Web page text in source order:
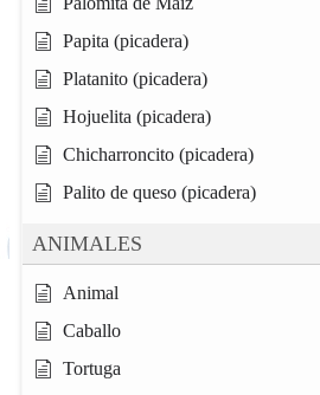
Papita (picadera)
Platanito (picadera)
Hojuelita (picadera)
Chicharroncito (picadera)
Palito de queso (picadera)
ANIMALES
Animal
Caballo
Tortuga